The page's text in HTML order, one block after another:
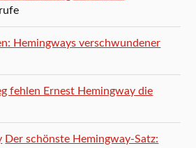
Hemingways verschwundener
fehlen Ernest Hemingway die
Der schönste Hemingway-Satz: